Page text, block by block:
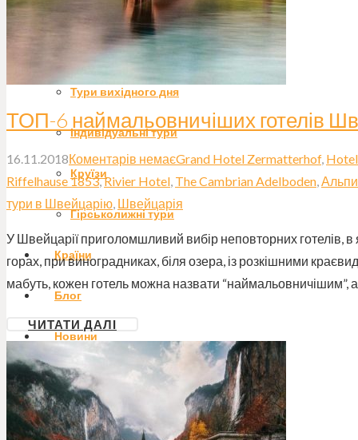
Екстремальні тури
Гастро-тури
Тури вихідного дня
Індивідуальні тури
Круїзи
Гірськолижні тури
Країни
Блог
Новини
Акції
Про нас
ТОП-6 наймальовничіших готелів
16.11.2018Коментарів немаєGrand Hotel Zermatterhof,
Riffelhause 1853,Rivier Hotel, The Cambrian Adelboden,Альпи
тури в Швейцарію, Швейцарія
У Швейцарії приголомшливий вибір неповторних готелів, в
горах, при виноградниках, біля озера, із розкішними
мабуть, кожен готель можна назвати “наймальовничішим”,
ЧИТАТИ ДАЛІ